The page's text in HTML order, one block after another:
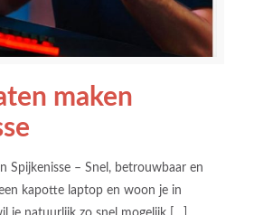
maken
Spijkenisse – Snel, betrouwbaar en
kapotte laptop en woon je in